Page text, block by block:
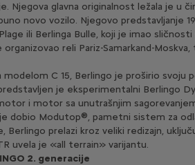
Njegova glavna originalnost ležala je u
novo vozilo. Njegovo predstavljanje
ili Berlinga Bulle, koji je imao
reli Pariz-Samarkand-
modelom C 15, Berlingo je proširio svoju
je eksperimentalni Berlingo
i motor sa unutrašnjim
dobio Modutop®, pametni sistem za
Berlingo prelazi kroz veliki redizajn,
uvela je «all terrain» varijantu.
2. generacije